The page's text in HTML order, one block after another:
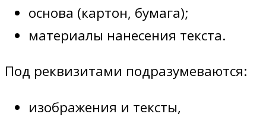
основа (картон, бумага);
материалы нанесения текста.
Под реквизитами подразумеваются:
изображения и тексты,